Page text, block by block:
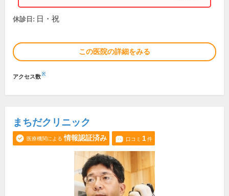
休診日: 日・祝
この医院の詳細をみる
アクセス数※
まちだクリニック
医療機関による 情報認証済み 口コミ 1件